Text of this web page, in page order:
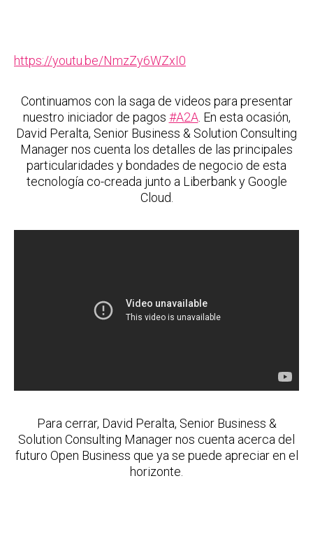
https://youtu.be/NmzZy6WZxI0
Continuamos con la saga de videos para presentar
nuestro iniciador de pagos #A2A. En esta ocasión,
David Peralta, Senior Business & Solution Consulting
Manager nos cuenta los detalles de las principales
particularidades y bondades de negocio de esta
tecnología co-creada junto a Liberbank y Google
Cloud.
Para cerrar, David Peralta, Senior Business &
Solution Consulting Manager nos cuenta acerca del
futuro Open Business que ya se puede apreciar en el
horizonte.